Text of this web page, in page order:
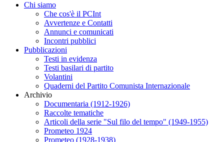
Chi siamo
Che cos'è il PCInt
Avvertenze e Contatti
Annunci e comunicati
Incontri pubblici
Pubblicazioni
Testi in evidenza
Testi basilari di partito
Volantini
Quaderni del Partito Comunista Internazionale
Archivio
Documentaria (1912-1926)
Raccolte tematiche
Articoli della serie "Sul filo del tempo" (1949-1955)
Prometeo 1924
Prometeo (1928-1938)